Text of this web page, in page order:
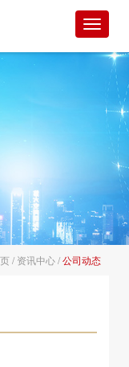
资讯中心 公司动态